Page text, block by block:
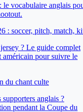
le vocabulaire anglais
: soccer, pitch, match,
? Le guide complet
américain pour suivre le
du chant culte
anglais ?
pendant la Coupe du